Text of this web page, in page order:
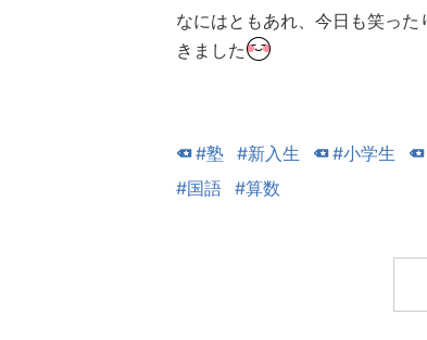
なにはともあれ、今日も笑っ
きました
#塾 #新入生 #小学生
#国語 #算数